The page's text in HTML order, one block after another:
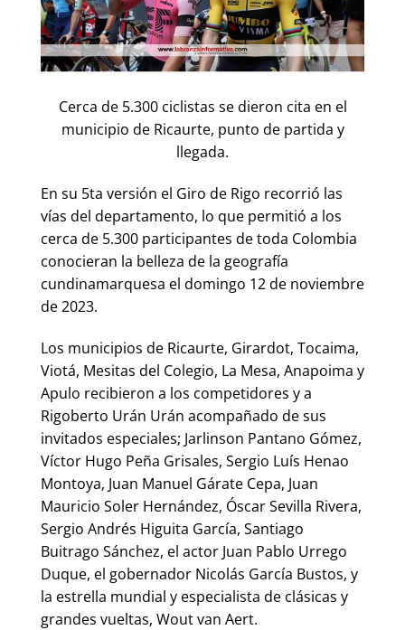
Cerca de 5.300 ciclistas se dieron cita en el
municipio de Ricaurte, punto de partida y
llegada.
En su 5ta versión el Giro de Rigo recorrió las
vías del departamento, lo que permitió a los
cerca de 5.300 participantes de toda Colombia
conocieran la belleza de la geografía
cundinamarquesa el domingo 12 de noviembre
de 2023.
Los municipios de Ricaurte, Girardot, Tocaima,
Viotá, Mesitas del Colegio, La Mesa, Anapoima y
Apulo recibieron a los competidores y a
Rigoberto Urán Urán acompañado de sus
invitados especiales; Jarlinson Pantano Gómez,
Víctor Hugo Peña Grisales, Sergio Luís Henao
Montoya, Juan Manuel Gárate Cepa, Juan
Mauricio Soler Hernández, Óscar Sevilla Rivera,
Sergio Andrés Higuita García, Santiago
Buitrago Sánchez, el actor Juan Pablo Urrego
Duque, el gobernador Nicolás García Bustos, y
la estrella mundial y especialista de clásicas y
grandes vueltas, Wout van Aert.